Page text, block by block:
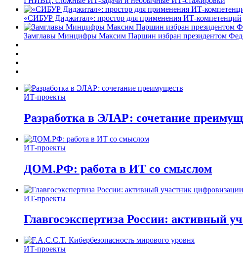
«СИБУР Диджитал»: простор для применения ИТ-компетенций
Замглавы Минцифры Максим Паршин избран президентом
ИТ-проекты
Разработка в ЭЛАР: сочетание
ИТ-проекты
ДОМ.РФ: работа в ИТ со смыслом
ИТ-проекты
Главгосэкспертиза России: активный
ИТ-проекты